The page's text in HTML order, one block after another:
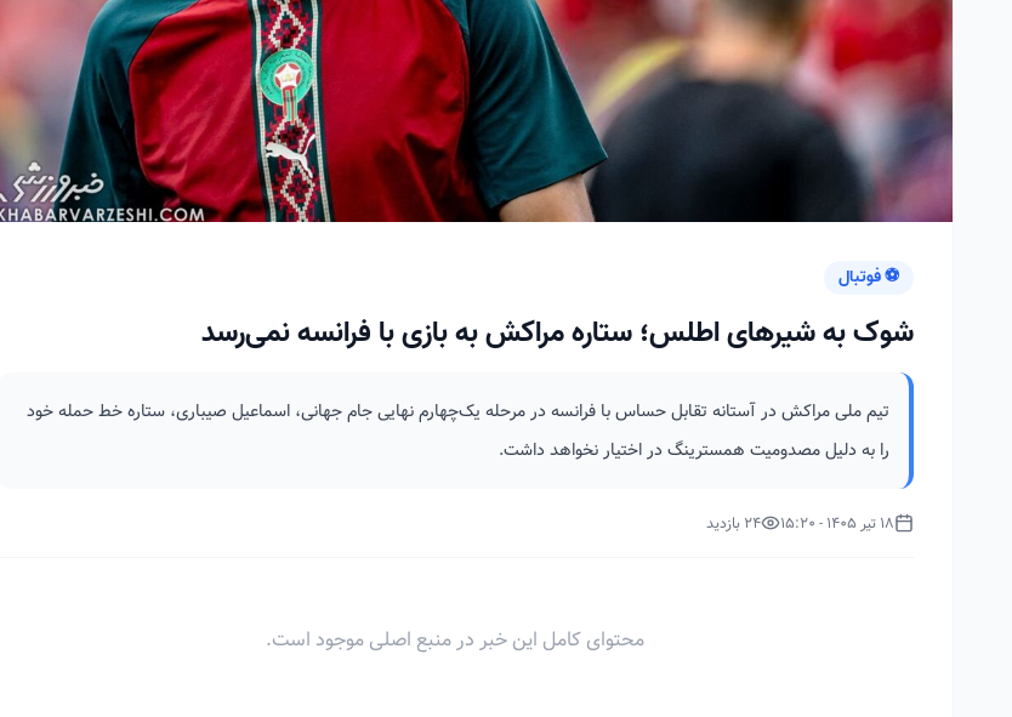
⚽ فوتبال
شوک به شیرهای اطلس؛ ستاره مراکش به بازی با فرانسه نمی‌رسد
تیم ملی مراکش در آستانه تقابل حساس با فرانسه در مرحله یک‌چهارم نهایی جام جهانی، اسماعیل صیباری، ستاره خط حمله خود
را به دلیل مصدومیت همسترینگ در اختیار نخواهد داشت.
18 تیر 1405 - 15:20 24 بازدید
محتوای کامل این خبر در منبع اصلی موجود است.